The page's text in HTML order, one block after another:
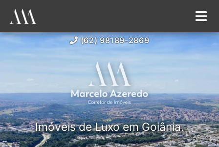
(62) 98189-2869
Imóveis de Luxo em Goiânia.